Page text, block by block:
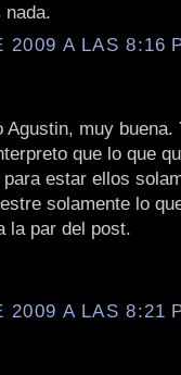
nada.
2009 A LAS 8:16
Agustin, muy buena.
que lo que
estar ellos
solamente lo
la par del post.
2009 A LAS 8:21